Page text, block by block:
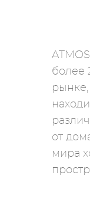
более
от
мира